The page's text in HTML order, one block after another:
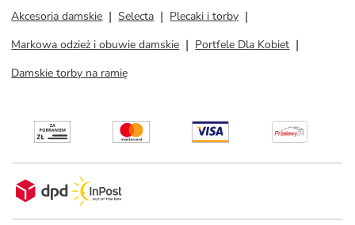
Akcesoria damskie
Selecta
Plecaki i torby
Markowa odzież i obuwie damskie
Portfele Dla Kobiet
Damskie torby na ramię